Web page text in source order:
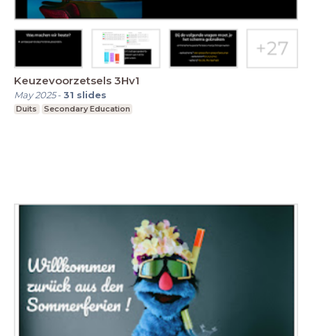
Keuzevoorzetsels 3Hv1
May 2025-31 slides
Duits Secondary Education